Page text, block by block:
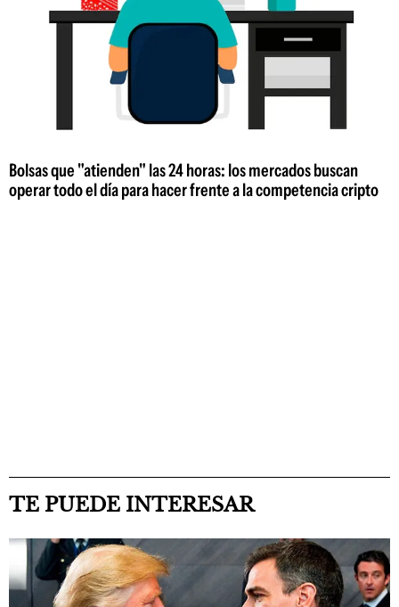
Bolsas que "atienden" las 24 horas: los mercados buscan
operar todo el día para hacer frente a la competencia cripto
TE PUEDE INTERESAR